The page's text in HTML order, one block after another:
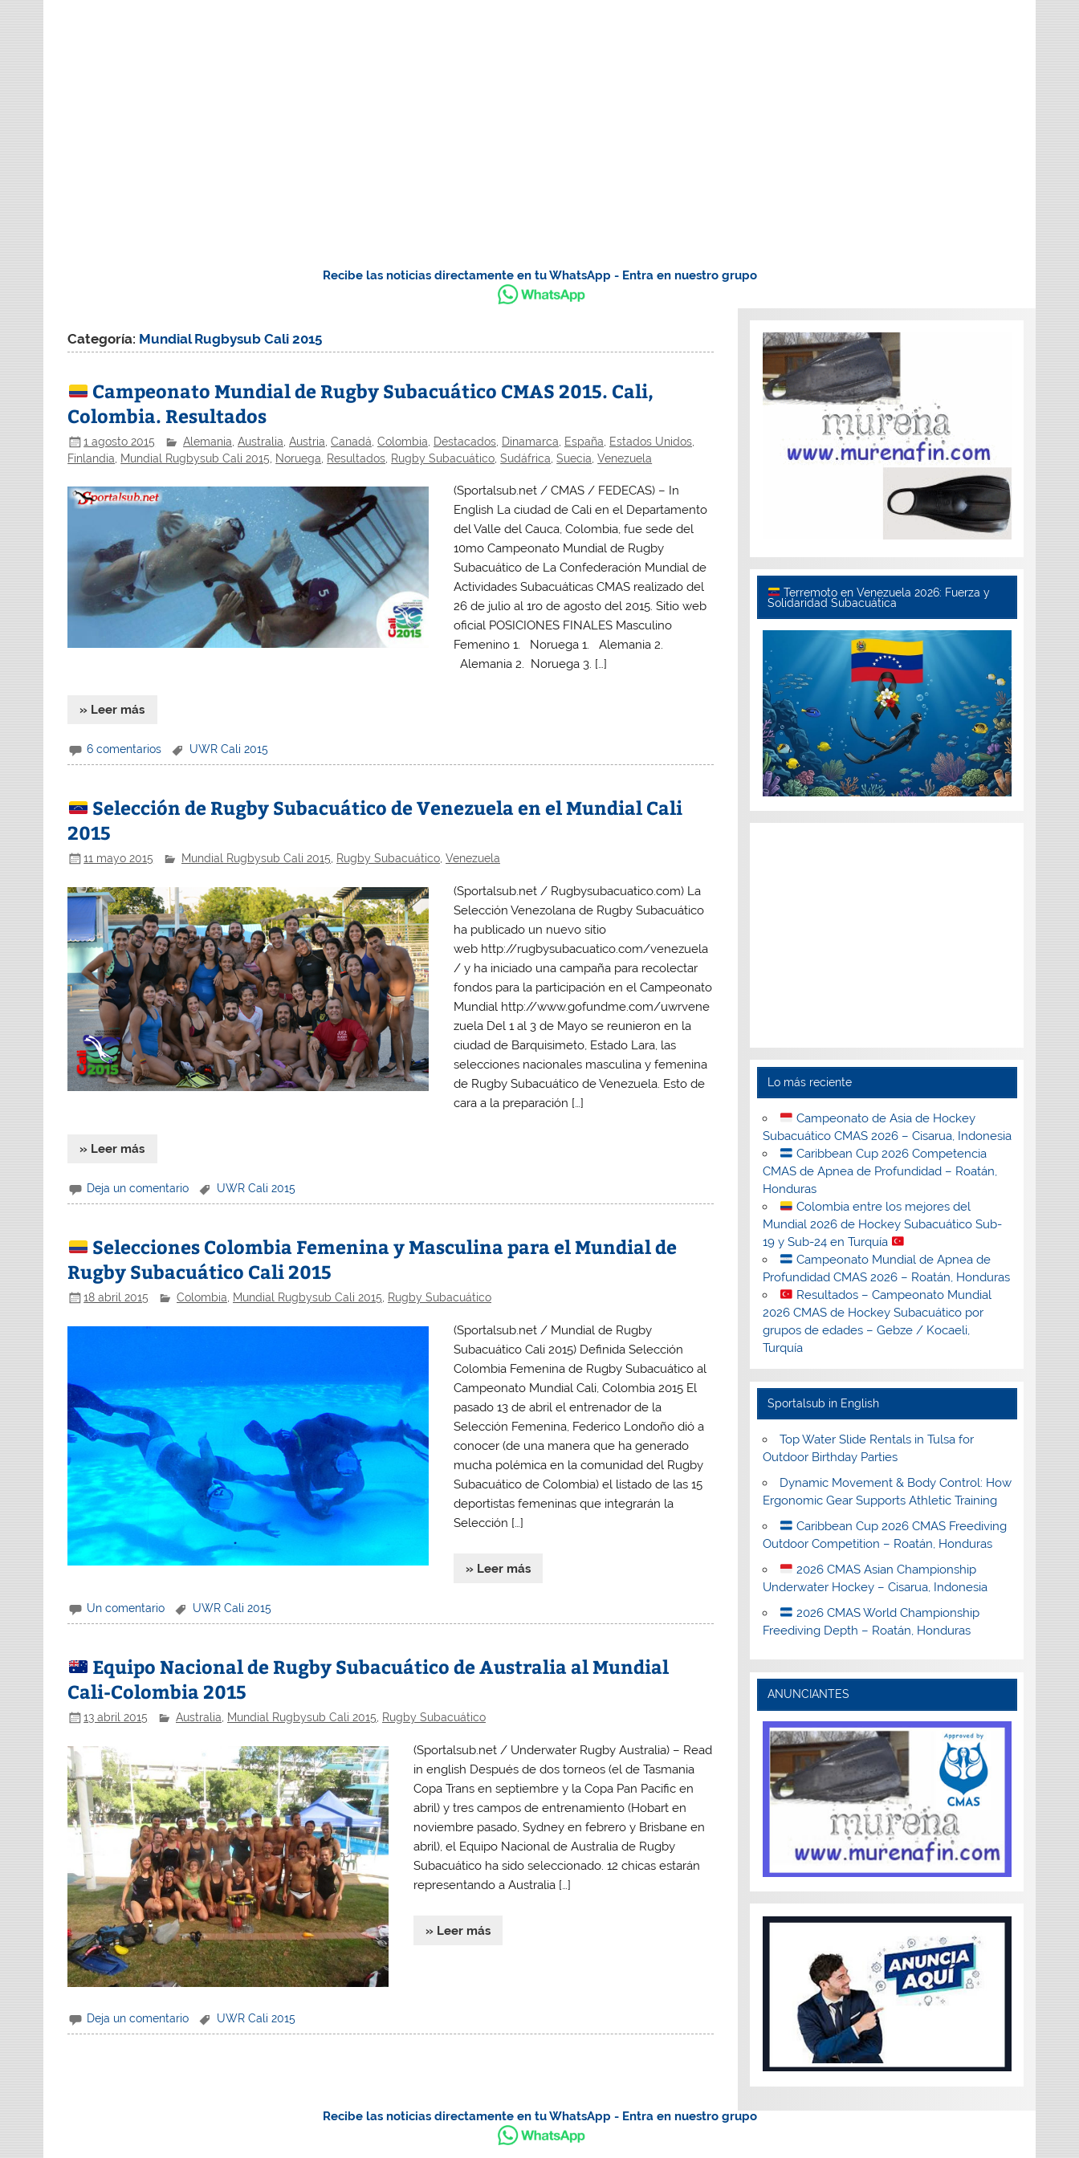
Recibe las noticias directamente en tu WhatsApp - Entra en nuestro grupo
Categoría: Mundial Rugbysub Cali 2015
Campeonato Mundial de Rugby Subacuático CMAS 2015. Cali,
Colombia. Resultados
1 agosto 2015 Alemania Australia Austria Canadá Colombia Destacados, Dinamarca España Estados Unidos,
Finlandia, Mundial Rugbysub Cali 2015, Noruega, Resultados, Rugby Subacuático,Sudáfrica,Suecia,Venezuela
(Sportalsub.net / CMAS / FEDECAS) – In
English La ciudad de Cali en el Departamento
del Valle del Cauca, Colombia, fue sede del
10mo Campeonato Mundial de Rugby
Subacuático de La Confederación Mundial de
Actividades Subacuáticas CMAS realizado del
26 de julio al 1ro de agosto del 2015. Sitio web
oficial POSICIONES FINALES Masculino
Femenino 1. Noruega 1. Alemania 2.
Alemania 2. Noruega 3. […]
» Leer más
6 comentarios UWR Cali 2015
Selección de Rugby Subacuático de Venezuela en el Mundial Cali
2015
11 mayo 2015 Mundial Rugbysub Cali 2015 Rugby Subacuático, Venezuela
(Sportalsub.net / Rugbysubacuatico.com) La
Selección Venezolana de Rugby Subacuático
ha publicado un nuevo sitio
web http://rugbysubacuatico.com/venezuela
/ y ha iniciado una campaña para recolectar
fondos para la participación en el Campeonato
Mundial http://www.gofundme.com/uwrvene
zuela Del 1 al 3 de Mayo se reunieron en la
ciudad de Barquisimeto, Estado Lara, las
selecciones nacionales masculina y femenina
de Rugby Subacuático de Venezuela. Esto de
cara a la preparación […]
» Leer más
Deja un comentario UWR Cali 2015
Selecciones Colombia Femenina y Masculina para el Mundial de
Rugby Subacuático Cali 2015
18 abril 2015 Colombia Mundial Rugbysub Cali 2015 Rugby Subacuático
(Sportalsub.net / Mundial de Rugby
Subacuático Cali 2015) Definida Selección
Colombia Femenina de Rugby Subacuático al
Campeonato Mundial Cali, Colombia 2015 El
pasado 13 de abril el entrenador de la
Selección Femenina, Federico Londoño dió a
conocer (de una manera que ha generado
mucha polémica en la comunidad del Rugby
Subacuático de Colombia) el listado de las 15
deportistas femeninas que integrarán la
Selección […]
» Leer más
Un comentario UWR Cali 2015
Equipo Nacional de Rugby Subacuático de Australia al Mundial
Cali-Colombia 2015
13 abril 2015 Australia Mundial Rugbysub Cali 2015 Rugby Subacuático
(Sportalsub.net / Underwater Rugby Australia) – Read
in english Después de dos torneos (el de Tasmania
Copa Trans en septiembre y la Copa Pan Pacific en
abril) y tres campos de entrenamiento (Hobart en
noviembre pasado, Sydney en febrero y Brisbane en
abril), el Equipo Nacional de Australia de Rugby
Subacuático ha sido seleccionado. 12 chicas estarán
representando a Australia […]
» Leer más
Deja un comentario UWR Cali 2015
Terremoto en Venezuela 2026: Fuerza y
Solidaridad Subacuática
Lo más reciente
Campeonato de Asia de Hockey
Subacuático CMAS 2026 – Cisarua, Indonesia
Caribbean Cup 2026 Competencia
CMAS de Apnea de Profundidad – Roatán,
Honduras
Colombia entre los mejores del
Mundial 2026 de Hockey Subacuático Sub-
19 y Sub-24 en Turquía
Campeonato Mundial de Apnea de
Profundidad CMAS 2026 – Roatán, Honduras
Resultados – Campeonato Mundial
2026 CMAS de Hockey Subacuático por
grupos de edades – Gebze / Kocaeli,
Turquía
Sportalsub in English
Top Water Slide Rentals in Tulsa for
Outdoor Birthday Parties
Dynamic Movement & Body Control: How
Ergonomic Gear Supports Athletic Training
Caribbean Cup 2026 CMAS Freediving
Outdoor Competition – Roatán, Honduras
2026 CMAS Asian Championship
Underwater Hockey – Cisarua, Indonesia
2026 CMAS World Championship
Freediving Depth – Roatán, Honduras
ANUNCIANTES
Recibe las noticias directamente en tu WhatsApp - Entra en nuestro grupo